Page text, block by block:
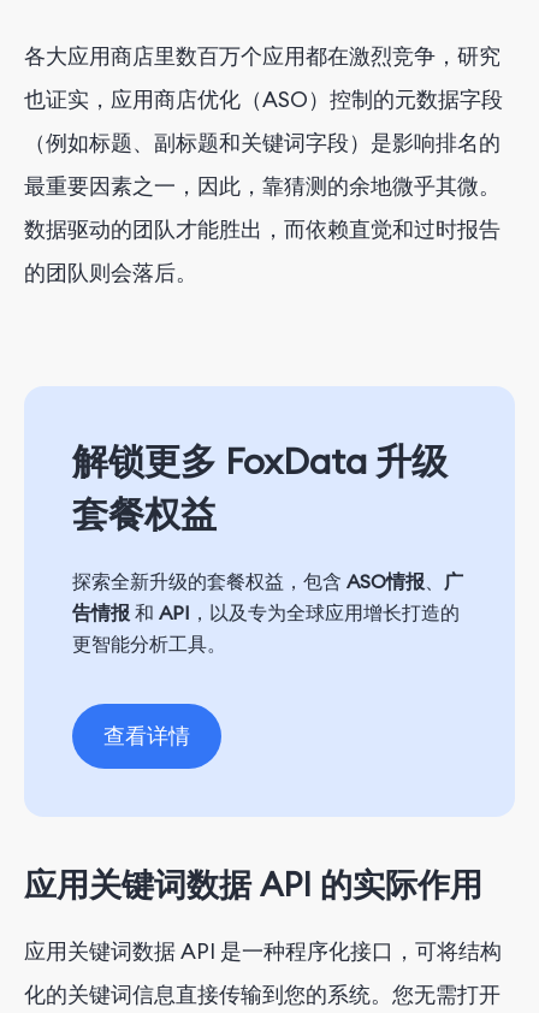
各大应用商店里数百万个应用都在激烈竞争，研究
也证实，应用商店优化（ASO）控制的元数据字段
（例如标题、副标题和关键词字段）是影响排名的
最重要因素之一，因此，靠猜测的余地微乎其微。
数据驱动的团队才能胜出，而依赖直觉和过时报告
的团队则会落后。
解锁更多 FoxData 升级
套餐权益
探索全新升级的套餐权益，包含 ASO情报
广
告情报 和 API ，以及专为全球应用增长打造的
更智能分析工具。
查看详情
应用关键词数据 API 的实际作用
应用关键词数据 API 是一种程序化接口，可将结构
化的关键词信息直接传输到您的系统。您无需打开